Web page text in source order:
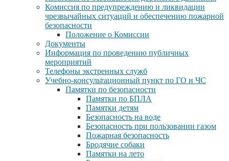
Комиссия по предупреждению и ликвидации
чрезвычайных ситуаций и обеспечению пожарной
безопасности
Положение о Комиссии
Документы
Информация по проведению публичных
мероприятий
Телефоны экстренных служб
Учебно-консультационный пункт по ГО и ЧС
Памятки по безопасности
Памятки по БПЛА
Памятки детям
Безопасность на воде
Безопасность при пользовании газом
Пожарная безопасность
Бродячие собаки
Памятки на лето